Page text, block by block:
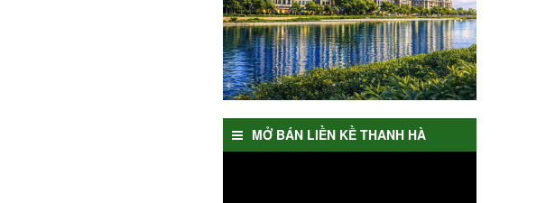
MỞ BÁN LIỀN KỀ THANH HÀ